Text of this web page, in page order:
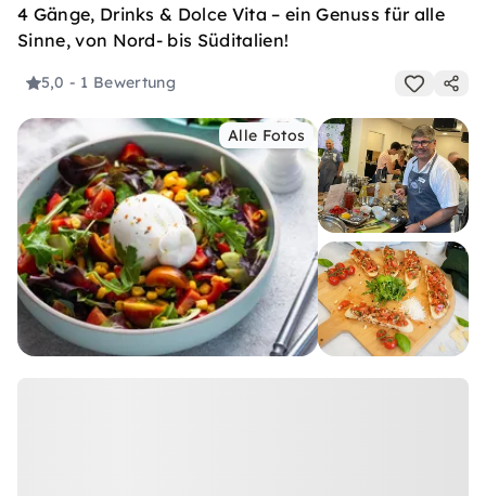
4 Gänge, Drinks & Dolce Vita – ein Genuss für alle
Sinne, von Nord- bis Süditalien!
5,0 - 1 Bewertung
Alle Fotos